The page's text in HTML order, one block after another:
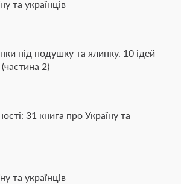
та українців
під подушку та ялинку. 10 ідей
2)
31 книга про Україну та
та українців